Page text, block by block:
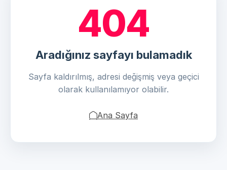
404
Aradığınız sayfayı bulamadık
Sayfa kaldırılmış, adresi değişmiş veya geçici
olarak kullanılamıyor olabilir.
Ana Sayfa